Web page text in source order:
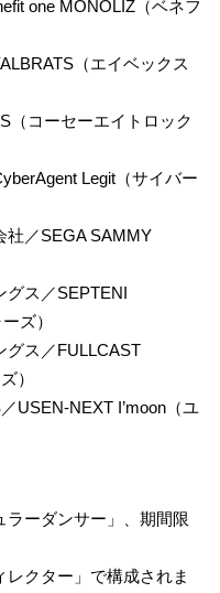
one MONOLIZ（ベネフ
（エイベックス
（コーセーエイトロック
Legit（サイバー
社／SEGA SAMMY
グス／SEPTENI
ズ）
グス／FULLCAST
）
USEN-NEXT I’moon（ユ
ーダンサー」、期間限
クター」で構成されま